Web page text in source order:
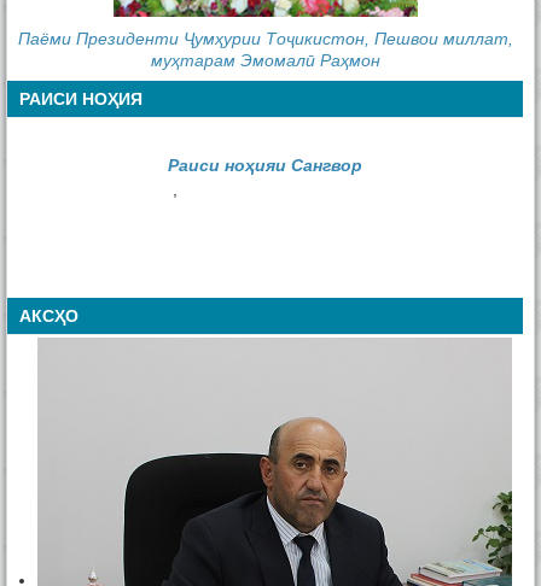
Паёми Президенти Ҷумҳурии Тоҷикистон, Пешвои миллат,
муҳтарам Эмомалӣ Раҳмон
РАИСИ НОҲИЯ
Раиси ноҳияи Сангвор
АКСҲО